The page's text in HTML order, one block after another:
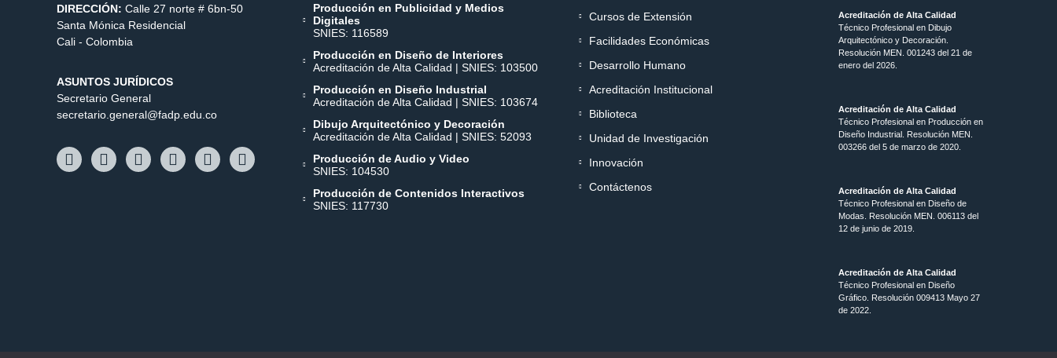
DIRECCIÓN: Calle 27 norte # 6bn-50
Santa Mónica Residencial
Cali - Colombia
ASUNTOS JURÍDICOS
Secretario General
secretario.general@fadp.edu.co
Producción en Publicidad y Medios
Digitales
SNIES: 116589
Producción en Diseño de Interiores
Acreditación de Alta Calidad | SNIES: 103500
Producción en Diseño Industrial
Acreditación de Alta Calidad | SNIES: 103674
Dibujo Arquitectónico y Decoración
Acreditación de Alta Calidad | SNIES: 52093
Producción de Audio y Video
SNIES: 104530
Producción de Contenidos Interactivos
SNIES: 117730
Cursos de Extensión
Facilidades Económicas
Desarrollo Humano
Acreditación Institucional
Biblioteca
Unidad de Investigación
Innovación
Contáctenos
Acreditación de Alta Calidad
Técnico Profesional en Dibujo
Arquitectónico y Decoración.
Resolución MEN.001243 del 21 de
enero del 2026.
Acreditación de Alta Calidad
Técnico Profesional en Producción en
Diseño Industrial. Resolución MEN.
003266 del 5 de marzo de 2020.
Acreditación de Alta Calidad
Técnico Profesional en Diseño de
Modas. Resolución MEN. 006113 del
12 de junio de 2019.
Acreditación de Alta Calidad
Técnico Profesional en Diseño
Gráfico. Resolución 009413 Mayo 27
de 2022.